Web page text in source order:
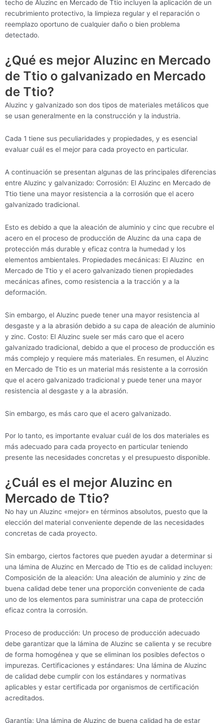
techo de Aluzinc en Mercado de Ttio incluyen la aplicación de un
recubrimiento protectivo, la limpieza regular y el reparación o
reemplazo oportuno de cualquier daño o bien problema
detectado.
¿Qué es mejor Aluzinc en Mercado
de Ttio o galvanizado en Mercado
de Ttio?
Aluzinc y galvanizado son dos tipos de materiales metálicos que
se usan generalmente en la construcción y la industria.
Cada 1 tiene sus peculiaridades y propiedades, y es esencial
evaluar cuál es el mejor para cada proyecto en particular.
A continuación se presentan algunas de las principales diferencias
entre Aluzinc y galvanizado: Corrosión: El Aluzinc en Mercado de
Ttio tiene una mayor resistencia a la corrosión que el acero
galvanizado tradicional.
Esto es debido a que la aleación de aluminio y cinc que recubre el
acero en el proceso de producción de Aluzinc da una capa de
protección más durable y eficaz contra la humedad y los
elementos ambientales. Propiedades mecánicas: El Aluzinc en
Mercado de Ttio y el acero galvanizado tienen propiedades
mecánicas afines, como resistencia a la tracción y a la
deformación.
Sin embargo, el Aluzinc puede tener una mayor resistencia al
desgaste y a la abrasión debido a su capa de aleación de aluminio
y zinc. Costo: El Aluzinc suele ser más caro que el acero
galvanizado tradicional, debido a que el proceso de producción es
más complejo y requiere más materiales. En resumen, el Aluzinc
en Mercado de Ttio es un material más resistente a la corrosión
que el acero galvanizado tradicional y puede tener una mayor
resistencia al desgaste y a la abrasión.
Sin embargo, es más caro que el acero galvanizado.
Por lo tanto, es importante evaluar cuál de los dos materiales es
más adecuado para cada proyecto en particular teniendo
presente las necesidades concretas y el presupuesto disponible.
¿Cuál es el mejor Aluzinc en
Mercado de Ttio?
No hay un Aluzinc «mejor» en términos absolutos, puesto que la
elección del material conveniente depende de las necesidades
concretas de cada proyecto.
Sin embargo, ciertos factores que pueden ayudar a determinar si
una lámina de Aluzinc en Mercado de Ttio es de calidad incluyen:
Composición de la aleación: Una aleación de aluminio y zinc de
buena calidad debe tener una proporción conveniente de cada
uno de los elementos para suministrar una capa de protección
eficaz contra la corrosión.
Proceso de producción: Un proceso de producción adecuado
debe garantizar que la lámina de Aluzinc se calienta y se recubre
de forma homogénea y que se eliminan los posibles defectos o
impurezas. Certificaciones y estándares: Una lámina de Aluzinc
de calidad debe cumplir con los estándares y normativas
aplicables y estar certificada por organismos de certificación
acreditados.
Garantía: Una lámina de Aluzinc de buena calidad ha de estar